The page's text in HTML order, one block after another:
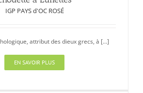
IGP PAYS d'OC ROSÉ
attribut des dieux grecs, à [...]
EN SAVOIR PLUS